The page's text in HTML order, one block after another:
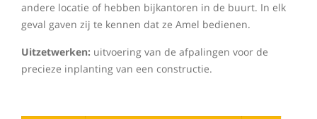
andere locatie of hebben bijkantoren in de buurt. In elk
geval gaven zij te kennen dat ze Amel bedienen.
Uitzetwerken: uitvoering van de afpalingen voor de
precieze inplanting van een constructie.